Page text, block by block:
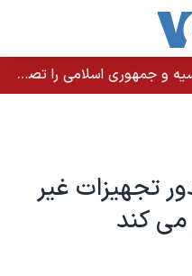
سنای آمریکا افزایش تحریم‌های روسیه و جمهوری اسلامی را تصویب کرد؛ زلنسکی از این اقدام تشکر کرد
تجهیزات غیر
می کند